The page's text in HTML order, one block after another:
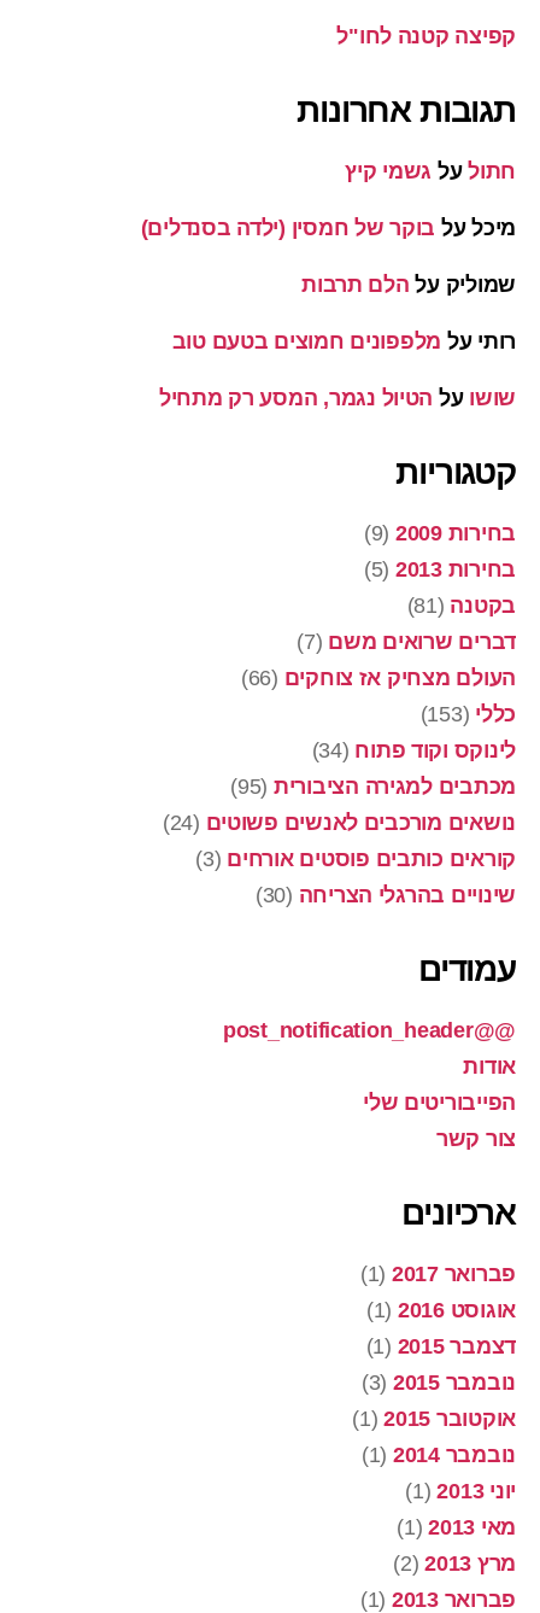
קפיצה קטנה לחו"ל
תגובות אחרונות
חתולעל גשמי קיץ
מיכלעל בוקר של חמסין (ילדה בסנדלים)
שמוליק על הלם תרבות
רותי על מלפפונים חמוצים בטעם טוב
שושו על הטיול נגמר, המסע רק מתחיל
קטגוריות
בחירות 2009
(9)
בחירות 2013
(5)
בקטנה (81)
דברים שרואים משם (7)
העולם מצחיק אז צוחקים (66)
כללי (153)
לינוקס וקוד פתוח (34)
מכתבים למגירה הציבורית (95)
נושאים מורכבים לאנשים פשוטים (24)
קוראים כותבים פוסטים אורחים (3)
שינויים בהרגלי הצריחה (30)
עמודים
@@post_notification_header
אודות
הפייבוריטים שלי
צור קשר
ארכיונים
פברואר 2017
(1)
אוגוסט 2016
(1)
דצמבר 2015
(1)
נובמבר 2015
(3)
אוקטובר 2015
(1)
נובמבר 2014
(1)
יוני 2013
(1)
מאי 2013
(1)
מרץ 2013
(2)
פברואר 2013
(1)